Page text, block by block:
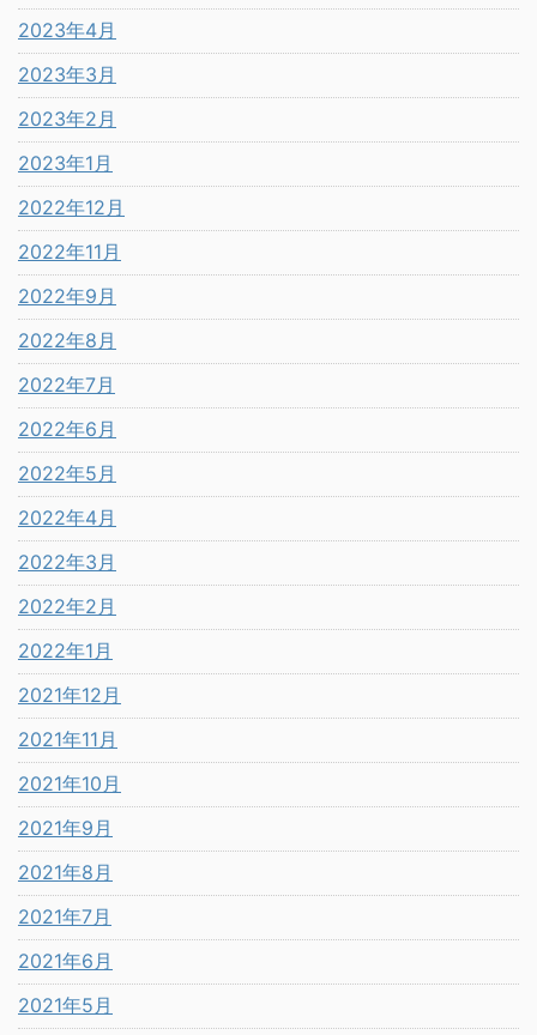
2023年4月
2023年3月
2023年2月
2023年1月
2022年12月
2022年11月
2022年9月
2022年8月
2022年7月
2022年6月
2022年5月
2022年4月
2022年3月
2022年2月
2022年1月
2021年12月
2021年11月
2021年10月
2021年9月
2021年8月
2021年7月
2021年6月
2021年5月